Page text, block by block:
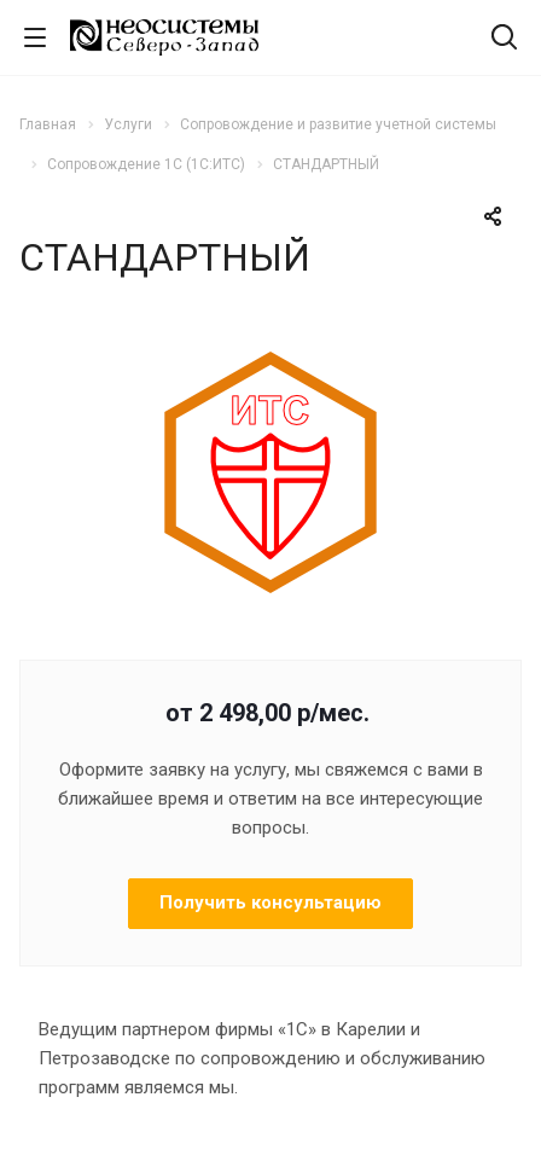
Главная Услуги Сопровождение и развитие учетной системы
Сопровождение 1С (1С:ИТС) СТАНДАРТНЫЙ
СТАНДАРТНЫЙ
от 2 498,00 р/мес.
Оформите заявку на услугу, мы свяжемся с вами в
ближайшее время и ответим на все интересующие
вопросы.
Получить консультацию
Ведущим партнером фирмы «1С» в Карелии и
Петрозаводске по сопровождению и обслуживанию
программ являемся мы.